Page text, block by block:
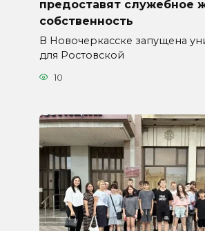
предоставят служебное
собственность
В Новочеркасске запущена
для Ростовской
10